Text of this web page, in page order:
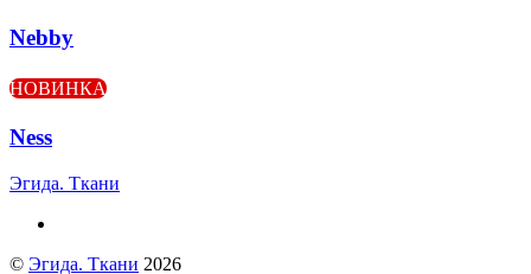
Nebby
НОВИНКА
Ness
Эгида. Ткани
© Эгида. Ткани 2026